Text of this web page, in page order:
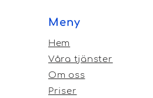
Meny
Hem
Våra tjänster
Om oss
Priser